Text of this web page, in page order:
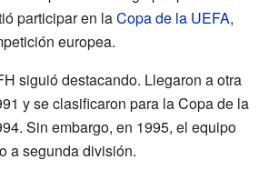
participar en laCopa de la UEFA,
europea.
siguió destacando. Llegaron a otra
y se clasificaron para la Copa de la
Sin embargo, en 1995, el equipo
a segunda división.